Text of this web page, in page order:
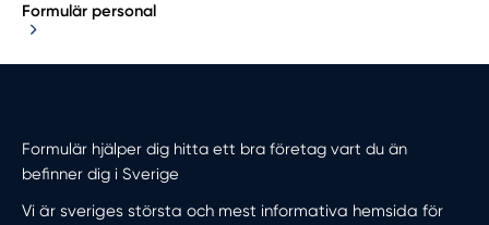
Formulär personal
Formulär hjälper dig hitta ett bra företag vart du än
befinner dig i Sverige
Vi är sveriges största och mest informativa hemsida för